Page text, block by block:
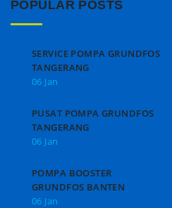
POPULAR POSTS
SERVICE POMPA GRUNDFOS
TANGERANG
06 Jan
PUSAT POMPA GRUNDFOS
TANGERANG
06 Jan
POMPA BOOSTER
GRUNDFOS BANTEN
06 Jan